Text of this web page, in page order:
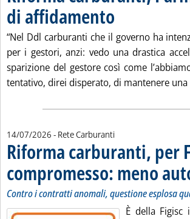
di affidamento
“Nel Ddl carburanti che il governo ha
per i gestori, anzi: vedo una drastica
sparizione del gestore così come
tentativo, direi disperato, di mantenere una
14/07/2026 - Rete Carburanti
Riforma carburanti, per
compromesso: meno
Contro i contratti anomali, questione esplosa
È della